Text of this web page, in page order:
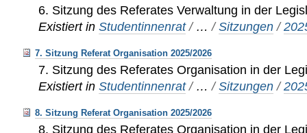
6. Sitzung des Referates Verwaltung in der
Existiert in Studentinnenrat / …/Sitzungen /
7. Sitzung Referat Organisation 2025/2026
7. Sitzung des Referates Organisation in der
Existiert in Studentinnenrat / …/Sitzungen /
8. Sitzung Referat Organisation 2025/2026
8. Sitzung des Referates Organisation in der